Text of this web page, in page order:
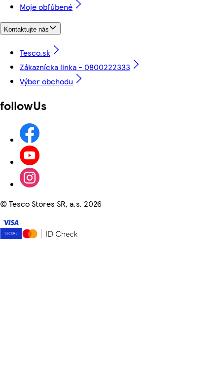
Moje obľúbené
Kontaktujte nás
Tesco.sk
Zákaznícka linka - 0800222333
Výber obchodu
followUs
©Tesco Stores SR, a.s. 2026